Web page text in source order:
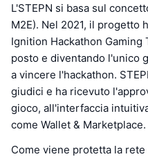
L'STEPN si basa sul
M2E). Nel 2021, il progetto
Ignition Hackathon
posto e diventando l'unico
a vincere l'hackathon.
giudici e ha ricevuto
gioco, all'interfaccia
come Wallet & Marketplace.
Come viene protetta la